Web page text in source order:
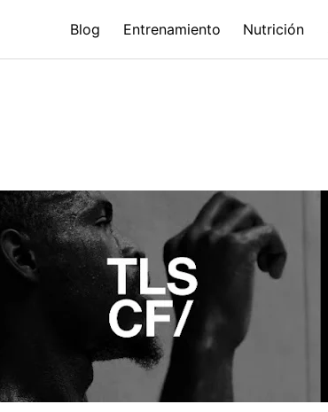
Blog Entrenamiento Nutrición